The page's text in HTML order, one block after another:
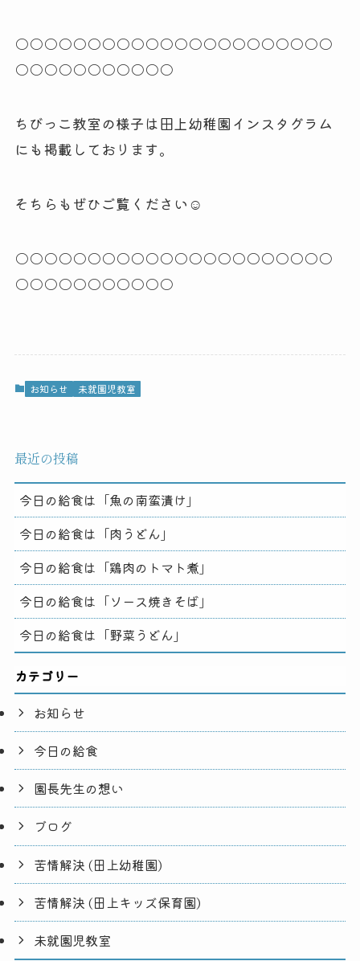
○○○○○○○○○○○○○○○○○○○○○○
○○○○○○○○○○○
ちびっこ教室の様子は田上幼稚園インスタグラム
にも掲載しております。
そちらもぜひご覧ください☺
○○○○○○○○○○○○○○○○○○○○○○
○○○○○○○○○○○
お知らせ 未就園児教室
最近の投稿
今日の給食は「魚の南蛮漬け」
今日の給食は「肉うどん」
今日の給食は「鶏肉のトマト煮」
今日の給食は「ソース焼きそば」
今日の給食は「野菜うどん」
カテゴリー
お知らせ
今日の給食
園長先生の想い
ブログ
苦情解決 (田上幼稚園)
苦情解決 (田上キッズ保育園)
未就園児教室